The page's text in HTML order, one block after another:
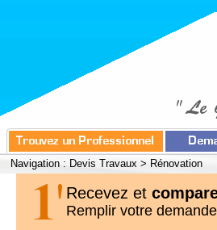
Navigation : Devis Travaux > Rénovation
Recevez et
Remplir votre